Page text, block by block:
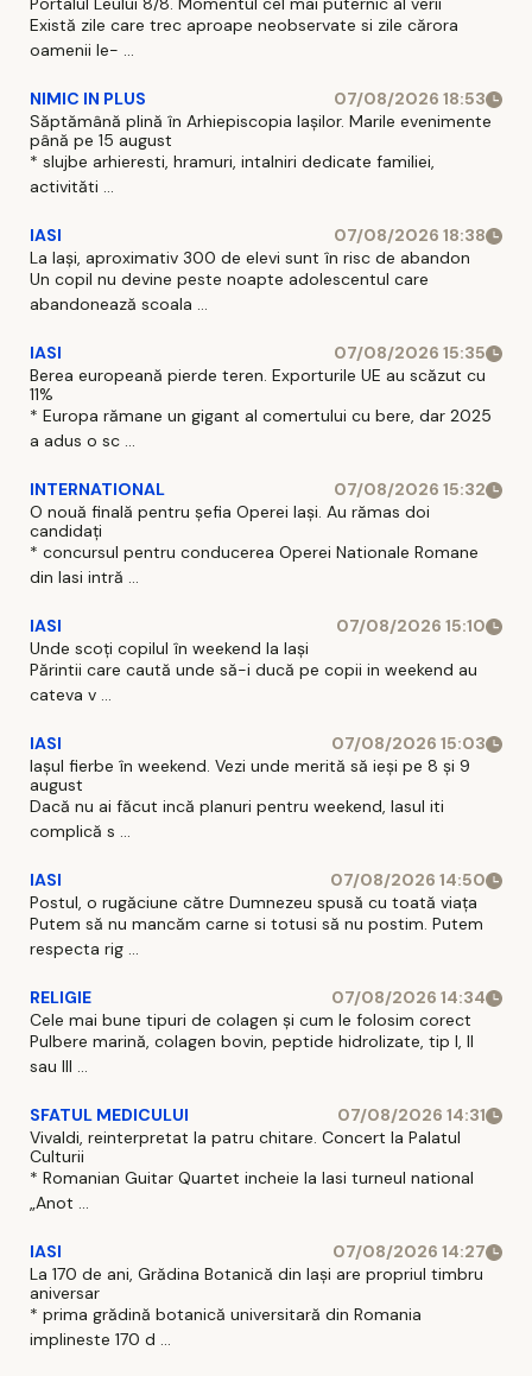
Există zile care trec aproape neobservate si zile cărora
oamenii le- ...
NIMIC IN PLUS
07/08/2026 18:53
Săptămână plină în Arhiepiscopia Iașilor. Marile evenimente
până pe 15 august
* slujbe arhieresti, hramuri, intalniri dedicate familiei,
activităti ...
IASI
07/08/2026 18:38
La Iași, aproximativ 300 de elevi sunt în risc de abandon
Un copil nu devine peste noapte adolescentul care
abandonează scoala ...
IASI
07/08/2026 15:35
Berea europeană pierde teren. Exporturile UE au scăzut cu
11%
* Europa rămane un gigant al comertului cu bere, dar 2025
a adus o sc ...
INTERNATIONAL
07/08/2026 15:32
O nouă finală pentru șefia Operei Iași. Au rămas doi
candidați
* concursul pentru conducerea Operei Nationale Romane
din Iasi intră ...
IASI
07/08/2026 15:10
Unde scoți copilul în weekend la Iași
Părintii care caută unde să-i ducă pe copii in weekend au
cateva v ...
IASI
07/08/2026 15:03
Iașul fierbe în weekend. Vezi unde merită să ieși pe 8 și 9
august
Dacă nu ai făcut incă planuri pentru weekend, Iasul iti
complică s ...
IASI
07/08/2026 14:50
Postul, o rugăciune către Dumnezeu spusă cu toată viața
Putem să nu mancăm carne si totusi să nu postim. Putem
respecta rig ...
RELIGIE
07/08/2026 14:34
Cele mai bune tipuri de colagen și cum le folosim corect
Pulbere marină, colagen bovin, peptide hidrolizate, tip I, II
sau III ...
SFATUL MEDICULUI
07/08/2026 14:31
Vivaldi, reinterpretat la patru chitare. Concert la Palatul
Culturii
* Romanian Guitar Quartet incheie la Iasi turneul national
„Anot ...
IASI
07/08/2026 14:27
La 170 de ani, Grădina Botanică din Iași are propriul timbru
aniversar
* prima grădină botanică universitară din Romania
implineste 170 d ...